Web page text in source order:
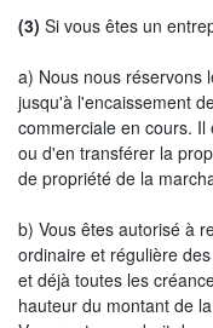
(3) Si vous êtes un
a) Nous nous réservons
jusqu'à l'encaissement
commerciale en cours.
ou d'en transférer la
de propriété de la
b) Vous êtes autorisé à
ordinaire et régulière
et déjà toutes les
hauteur du montant de